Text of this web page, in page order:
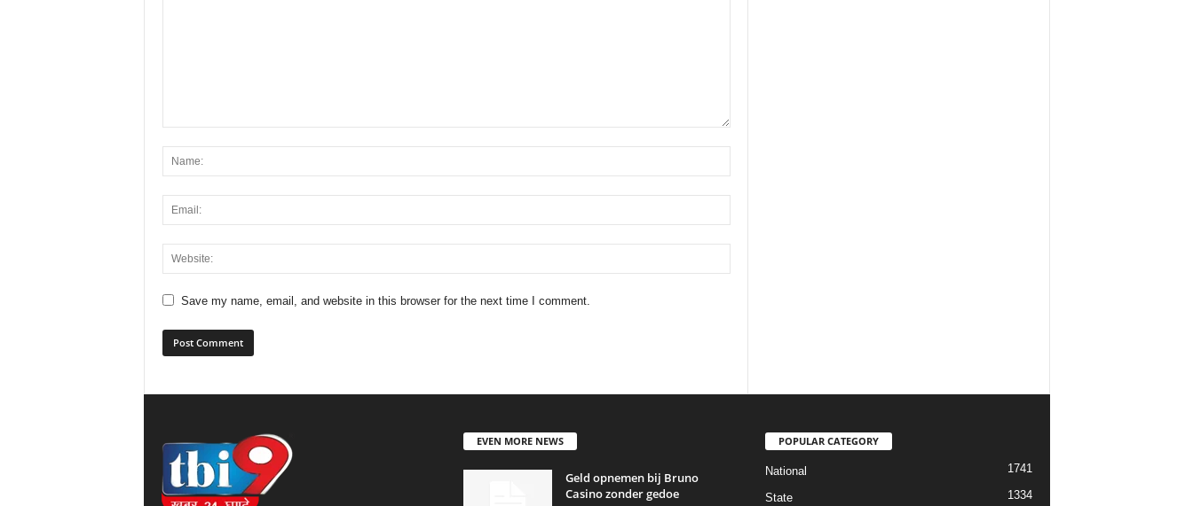
Save my name, email, and website in this browser for the next time I comment.
EVEN MORE NEWS
Geld opnemen bij Bruno
Casino zonder gedoe
POPULAR CATEGORY
National 1741
State 1334